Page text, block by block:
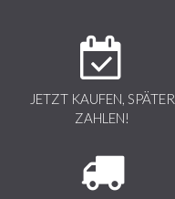
JETZT KAUFEN, SPÄTER
ZAHLEN!